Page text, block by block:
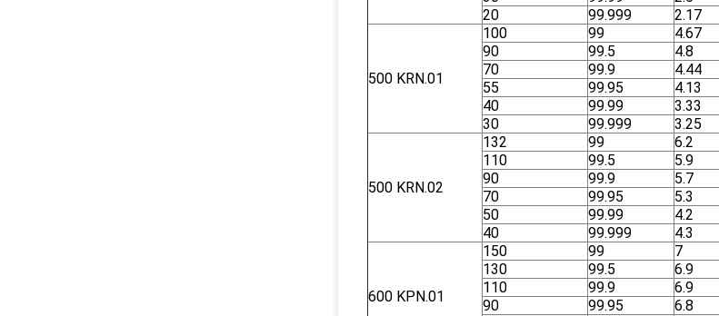
20
99.999 2.17
500 KRN.01
100 99 4.67
90 99.5
4.8
70
99.9
4.44
55
99.95
4.13
40
99.99
3.33
30
99.999 3.25
500 KRN.02
132 99 6.2
110 99.5
5.9
90
99.9
5.7
70
99.95
5.3
50
99.99
4.2
40
99.999 4.3
600 ΚΡΝ.01
150 99 7
130 99.5
6.9
110
99.9
6.9
90
99.95
6.8